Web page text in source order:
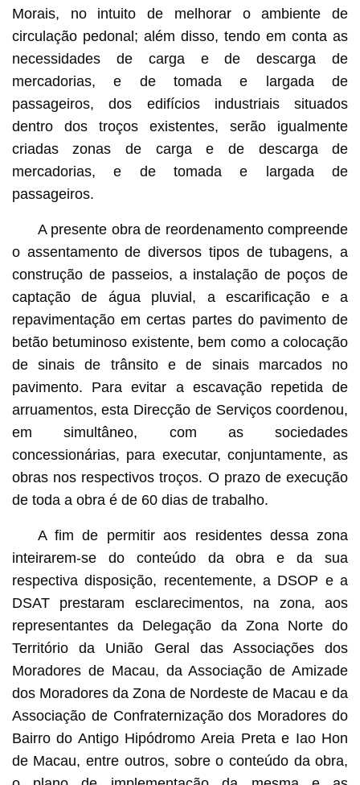
Morais, no intuito de melhorar o ambiente de
circulação pedonal; além disso, tendo em conta as
necessidades de carga e de descarga de
mercadorias, e de tomada e largada de
passageiros, dos edifícios industriais situados
dentro dos troços existentes, serão igualmente
criadas zonas de carga e de descarga de
mercadorias, e de tomada e largada de
passageiros.
A presente obra de reordenamento compreende
o assentamento de diversos tipos de tubagens, a
construção de passeios, a instalação de poços de
captação de água pluvial, a escarificação e a
repavimentação em certas partes do pavimento de
betão betuminoso existente, bem como a colocação
de sinais de trânsito e de sinais marcados no
pavimento. Para evitar a escavação repetida de
arruamentos, esta Direcção de Serviços coordenou,
em simultâneo, com as sociedades
concessionárias, para executar, conjuntamente, as
obras nos respectivos troços. O prazo de execução
de toda a obra é de 60 dias de trabalho.
A fim de permitir aos residentes dessa zona
inteirarem-se do conteúdo da obra e da sua
respectiva disposição, recentemente, a DSOP e a
DSAT prestaram esclarecimentos, na zona, aos
representantes da Delegação da Zona Norte do
Território da União Geral das Associações dos
Moradores de Macau, da Associação de Amizade
dos Moradores da Zona de Nordeste de Macau e da
Associação de Confraternização dos Moradores do
Bairro do Antigo Hipódromo Areia Preta e Iao Hon
de Macau, entre outros, sobre o conteúdo da obra,